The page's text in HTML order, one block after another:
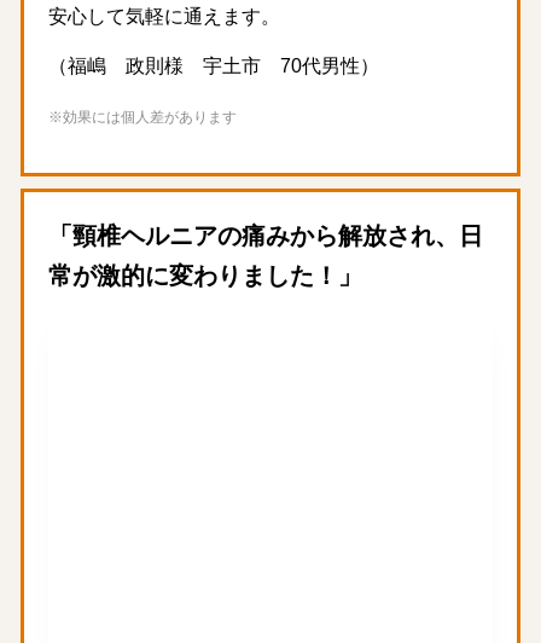
安心して気軽に通えます。
（福嶋 政則様 宇土市 70代男性）
※効果には個人差があります
「頸椎ヘルニアの痛みから解放され、日
常が激的に変わりました！」